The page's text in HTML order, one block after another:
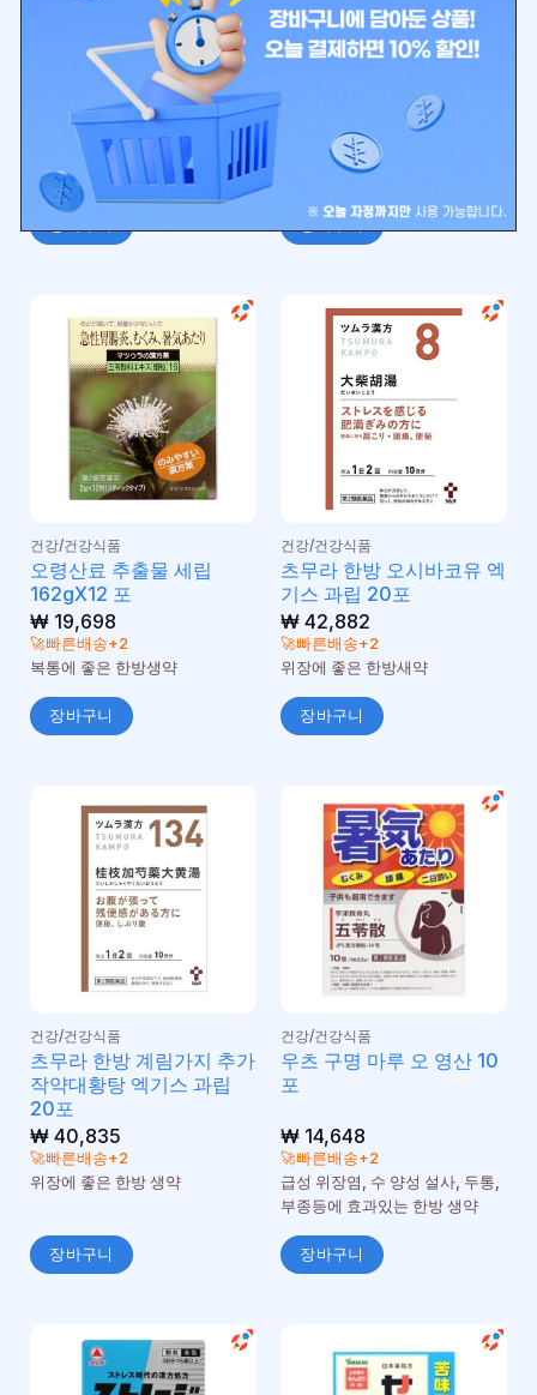
배농산 추출물 정제 J63 정
12,647
🚀빠른배송+2
환부가 화농하는 것이 피부 질환,
치은염, 편도선염을 개선
건강/건강식품
츠무라 한방 여섯 군자탕
₩
🚀빠른배송+2
위장에 좋은 한방 생약
건강/건강식품
오령산료 추출물 세립
162gX12 포
₩19,698
🚀빠른배송+2
복통에 좋은 한방생약
장바구니
건강/건강식품
츠무라 한방 오시바코유 엑
기스 과립 20포
₩42,882
🚀빠른배송+2
위장에 좋은 한방새약
장바구니
건강/건강식품
츠무라 한방 계림가지 추가
작약대황탕 엑기스 과립
20포
₩40,835
🚀빠른배송+2
위장에 좋은 한방 생약
장바구니
건강/건강식품
우츠 구명 마루 오 영산 10
포
₩14,648
🚀빠른배송+2
급성 위장염, 수 양성 설사, 두통,
부종등에 효과있는 한방 생약
장바구니